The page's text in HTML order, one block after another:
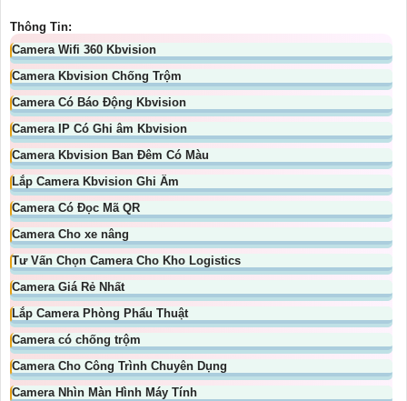
Thông Tin:
Camera Wifi 360 Kbvision
Camera Kbvision Chống Trộm
Camera Có Báo Động Kbvision
Camera IP Có Ghi âm Kbvision
Camera Kbvision Ban Đêm Có Màu
Lắp Camera Kbvision Ghi Âm
Camera Có Đọc Mã QR
Camera Cho xe nâng
Tư Vấn Chọn Camera Cho Kho Logistics
Camera Giá Rẻ Nhất
Lắp Camera Phòng Phẩu Thuật
Camera có chống trộm
Camera Cho Công Trình Chuyên Dụng
Camera Nhìn Màn Hình Máy Tính